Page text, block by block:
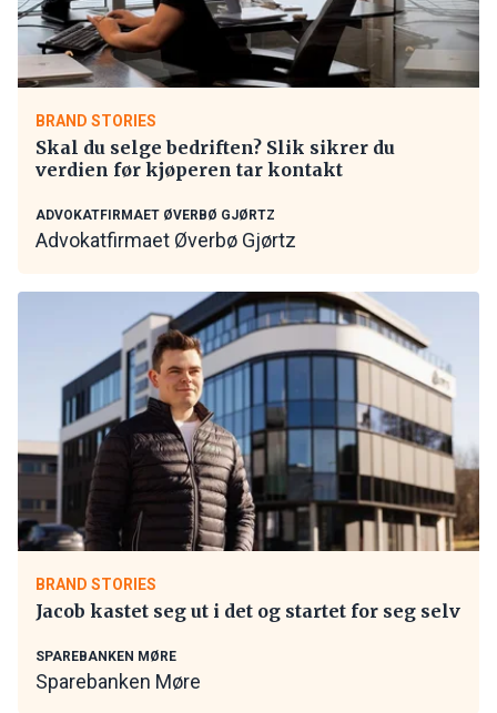
BRAND STORIES
Skal du selge bedriften? Slik sikrer du
verdien før kjøperen tar kontakt
ADVOKATFIRMAET ØVERBØ GJØRTZ
Advokatfirmaet Øverbø Gjørtz
BRAND STORIES
Jacob kastet seg ut i det og startet for seg selv
SPAREBANKEN MØRE
Sparebanken Møre